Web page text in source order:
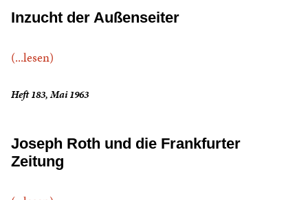
Inzucht der Außenseiter
(...lesen)
Heft 183, Mai 1963
Joseph Roth und die Frankfurter
Zeitung